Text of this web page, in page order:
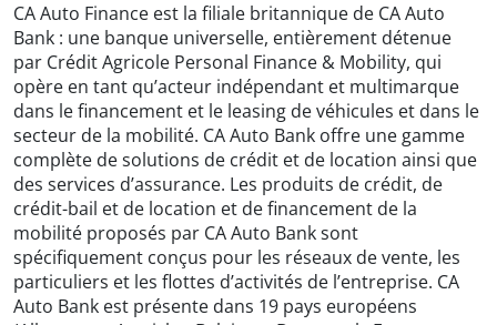
CA Auto Finance est la filiale britannique de CA Auto
Bank : une banque universelle, entièrement détenue
par Crédit Agricole Personal Finance & Mobility, qui
opère en tant qu’acteur indépendant et multimarque
dans le financement et le leasing de véhicules et dans le
secteur de la mobilité. CA Auto Bank offre une gamme
complète de solutions de crédit et de location ainsi que
des services d’assurance. Les produits de crédit, de
crédit-bail et de location et de financement de la
mobilité proposés par CA Auto Bank sont
spécifiquement conçus pour les réseaux de vente, les
particuliers et les flottes d’activités de l’entreprise. CA
Auto Bank est présente dans 19 pays européens